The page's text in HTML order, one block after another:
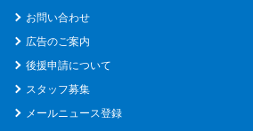
お問い合わせ
広告のご案内
後援申請について
スタッフ募集
メールニュース登録